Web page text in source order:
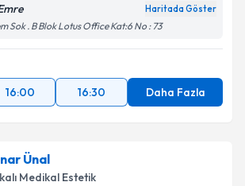
Haritada Göster
Sok . B Blok Lotus Office Kat:6 No : 73
16:00 16:30 Daha Fazla
Ünal
Medikal Estetik